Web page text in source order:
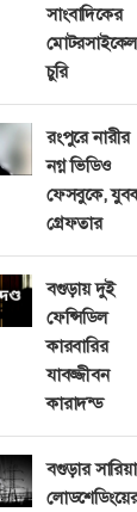
সাংবাদিকের
মোটরসাইকেল
চুরি
রংপুরে নারীর
নগ্ন ভিডিও
ফেসবুকে,
গ্রেফতার
বগুড়ায় দুই
ফেন্সিডিল
কারবারির
যাবজ্জীবন
কারাদন্ড
বগুড়ার